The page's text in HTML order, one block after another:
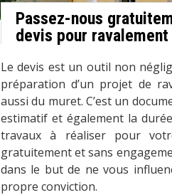
Passez-nous
devis pour
Le devis est un outil non
préparation d’un projet de
aussi du muret. C’est un
estimatif et également la
travaux à réaliser pour
gratuitement et sans
dans le but de ne vous
propre conviction.